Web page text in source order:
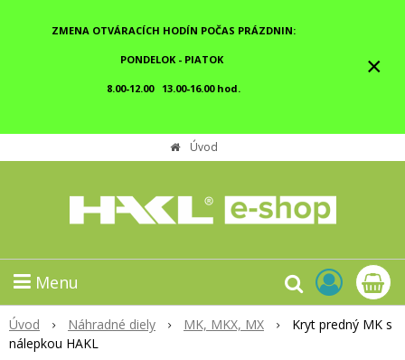
ZMENA OTVÁRACÍCH HODÍN POČAS PRÁZDNIN:
PONDELOK - PIATOK
8.00-12.00 13.00-16.00 hod.
×
Úvod
Menu
Úvod Náhradné diely MK, MKX, MX
Kryt predný MK s
nálepkou HAKL